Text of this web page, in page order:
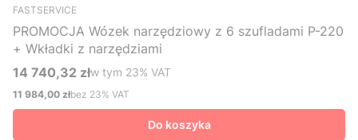
FASTSERVICE
PROMOCJA Wózek narzędziowy z 6 szufladami P-220
+ Wkładki z narzędziami
Cena brutto
14 740,32 złw tym %s VAT
w tym 23% VAT
Cena netto
11 984,00 złbez 23% VAT
Do koszyka